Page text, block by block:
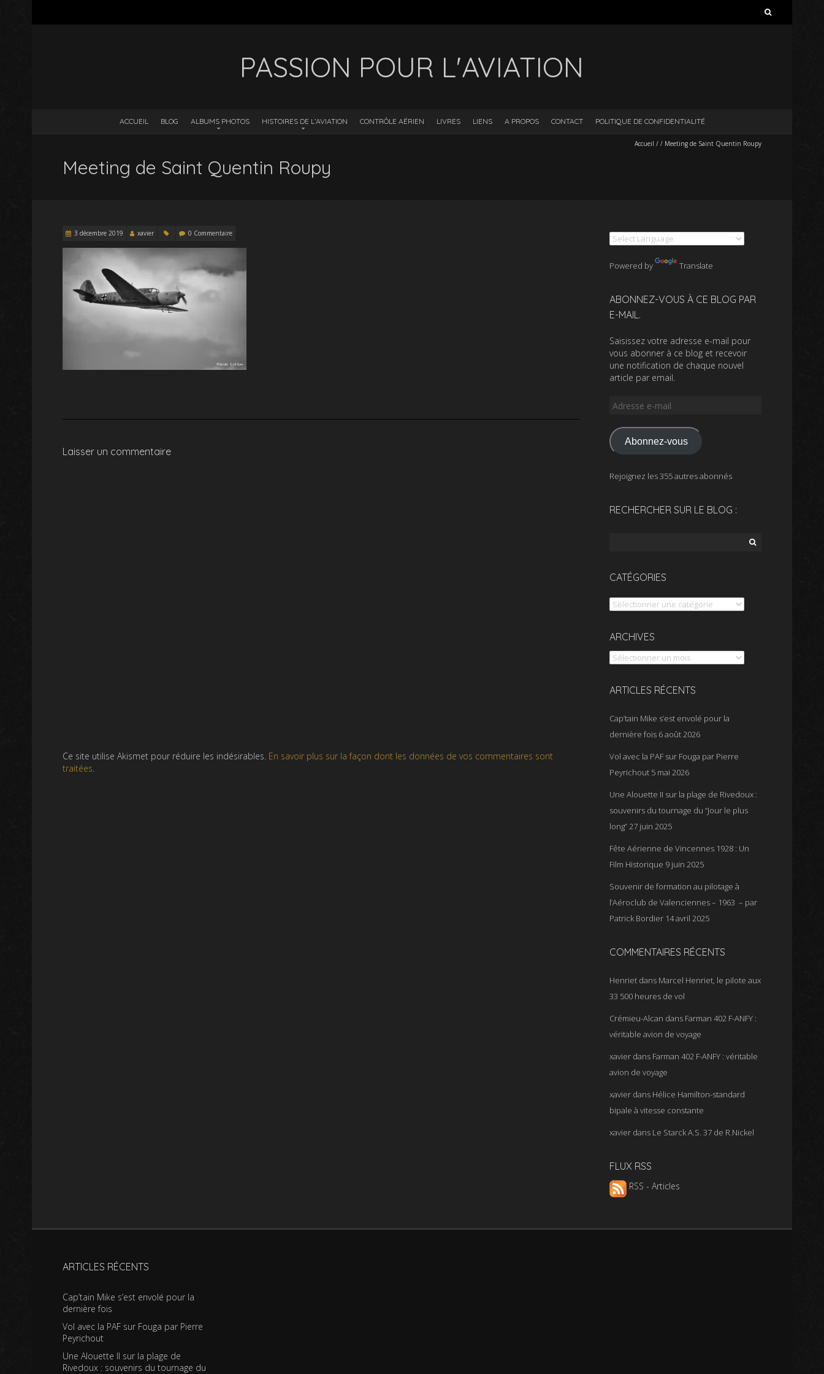
PASSION POUR L'AVIATION
ACCUEIL BLOG ALBUMS PHOTOS HISTOIRES DE L’AVIATION CONTRÔLE AÉRIEN LIVRES LIENS A PROPOS CONTACT POLITIQUE DE CONFIDENTIALITÉ
Accueil // Meeting de Saint Quentin Roupy
Meeting de Saint Quentin Roupy
3 décembre 2019 xavier 0 Commentaire
Laisser un commentaire
Ce site utilise Akismet pour réduire les indésirables. En savoir plus sur la façon dont les données de vos commentaires sont
traitées.
Powered by Translate
ABONNEZ-VOUS À CE BLOG PAR
E-MAIL.
Saisissez votre adresse e-mail pour
vous abonner à ce blog et recevoir
une notification de chaque nouvel
article par email.
Adresse
mail
Abonnez-vous
Rejoignez les 355 autres abonnés
RECHERCHER SUR LE BLOG :
CATÉGORIES
Catégories
ARCHIVES
Archives
ARTICLES RÉCENTS
Cap’tain Mike s’est envolé pour la
dernière fois 6 août 2026
Vol avec la PAF sur Fouga par Pierre
Peyrichout 5 mai 2026
Une Alouette II sur la plage de Rivedoux :
souvenirs du tournage du “Jour le plus
long”27 juin 2025
Fête Aérienne de Vincennes 1928 : Un
Film Historique 9 juin 2025
Souvenir de formation au pilotage à
l’Aéroclub de Valenciennes – 1963 – par
Patrick Bordier 14 avril 2025
COMMENTAIRES RÉCENTS
Henriet dans Marcel Henriet, le pilote aux
33 500 heures de vol
Crémieu-Alcan dans Farman 402 F-ANFY :
véritable avion de voyage
xavier dans Farman 402 F-ANFY : véritable
avion de voyage
xavier dans Hélice Hamilton-standard
bipale à vitesse constante
xavier dans Le Starck A.S. 37 de R.Nickel
FLUX RSS
RSS - Articles
ARTICLES RÉCENTS
Cap’tain Mike s’est envolé pour la
dernière fois
Vol avec la PAF sur Fouga par Pierre
Peyrichout
Une Alouette II sur la plage de
Rivedoux : souvenirs du tournage du